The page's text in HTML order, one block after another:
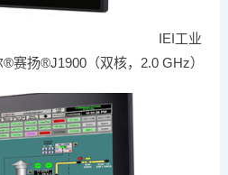
IEI工业
赛扬®J1900（双核，2.0 GHz）